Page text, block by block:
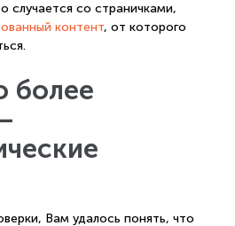
случается со страничками,
контент, от которого
более
Вам удалось понять, что